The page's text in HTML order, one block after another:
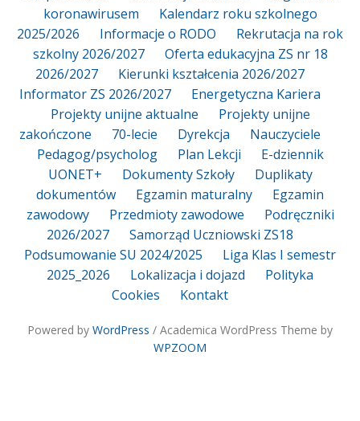
koronawirusem
Kalendarz roku szkolnego
2025/2026
Informacje o RODO
Rekrutacja na rok
szkolny 2026/2027
Oferta edukacyjna ZS nr 18
2026/2027
Kierunki kształcenia 2026/2027
Informator ZS 2026/2027
Energetyczna Kariera
Projekty unijne aktualne
Projekty unijne
zakończone
70-lecie Dyrekcja
Nauczyciele
Pedagog/psycholog
Plan Lekcji
E-dziennik
UONET+
Dokumenty Szkoły
Duplikaty
dokumentów
Egzamin maturalny
Egzamin
zawodowy
Przedmioty zawodowe
Podręczniki
2026/2027
Samorząd Uczniowski ZS18
Podsumowanie SU 2024/2025
Liga Klas I semestr
2025_2026
Lokalizacja i dojazd
Polityka
Cookies
Kontakt
Powered by WordPress / Academica WordPress Theme by
WPZOOM